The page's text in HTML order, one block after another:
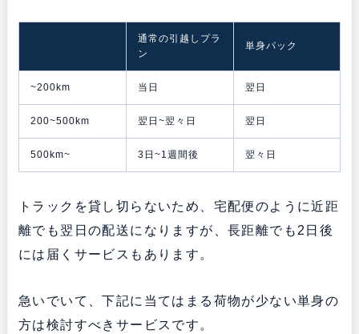
通常の引越しプラ
ン
単身パック
~200km 当日 翌日
200~500km 翌日~翌々日 翌日
500km~ 3日~1週間後 翌々日
トラックを貸し切らないため、宅配便のように近距
離でも翌日の配送になりますが、長距離でも2日後
には届くサービスもあります。
急いでいて、下記に当てはまる荷物が少ない単身の
方は検討すべきサービスです。